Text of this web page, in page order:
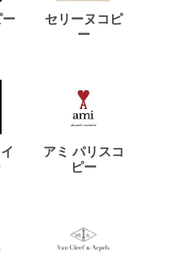
ー
セリーヌコピ
ー
アミ パリスコ
ピー